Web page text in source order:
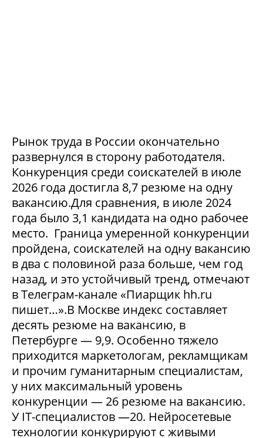
Рынок труда в России окончательно
развернулся в сторону работодателя.
Конкуренция среди соискателей в июле
2026 года достигла 8,7 резюме на одну
вакансию.Для сравнения, в июле 2024
года было 3,1 кандидата на одно рабочее
место. Граница умеренной конкуренции
пройдена, соискателей на одну вакансию
в два с половиной раза больше, чем год
назад, и это устойчивый тренд, отмечают
в Телеграм-канале «Пиарщик hh.ru
пишет…».В Москве индекс составляет
десять резюме на вакансию, в
Петербурге — 9,9. Особенно тяжело
приходится маркетологам, рекламщикам
и прочим гуманитарным специалистам,
у них максимальный уровень
конкуренции — 26 резюме на вакансию.
У IT-специалистов —20. Нейросетевые
технологии конкурируют с живыми